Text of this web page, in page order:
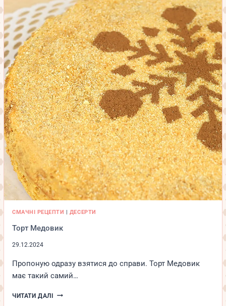
СМАЧНІ РЕЦЕПТИ | ДЕСЕРТИ
Торт Медовик
29.12.2024
Пропоную одразу взятися до справи. Торт Медовик
має такий самий…
ЧИТАТИ ДАЛІ ТОРТ